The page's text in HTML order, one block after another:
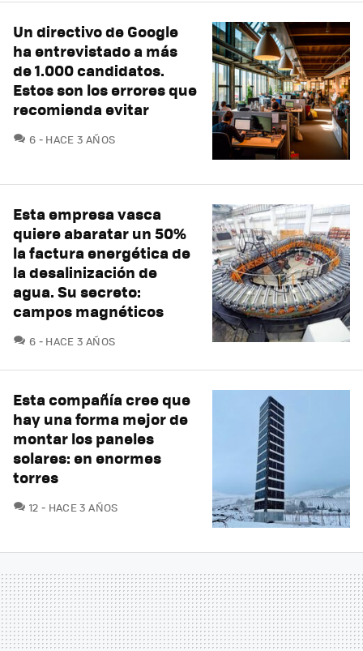
Un directivo de Google
ha entrevistado a más
de 1.000 candidatos.
Estos son los errores que
recomienda evitar
6 COMENTARIOS
HACE 3 AÑOS
Esta empresa vasca
quiere abaratar un 50%
la factura energética de
la desalinización de
agua. Su secreto:
campos magnéticos
6 COMENTARIOS
HACE 3 AÑOS
Esta compañía cree que
hay una forma mejor de
montar los paneles
solares: en enormes
torres
12 COMENTARIOS
HACE 3 AÑOS